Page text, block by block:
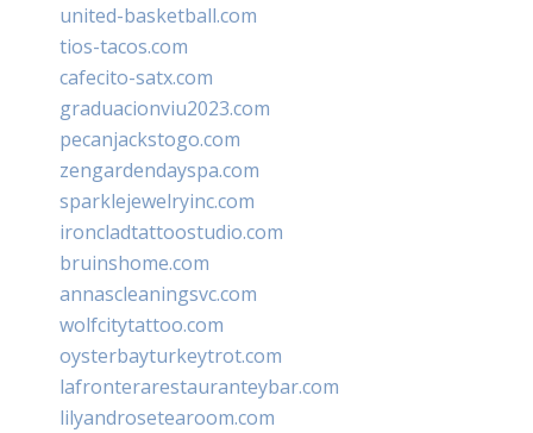
united-basketball.com
tios-tacos.com
cafecito-satx.com
graduacionviu2023.com
pecanjackstogo.com
zengardendayspa.com
sparklejewelryinc.com
ironcladtattoostudio.com
bruinshome.com
annascleaningsvc.com
wolfcitytattoo.com
oysterbayturkeytrot.com
lafronterarestauranteybar.com
lilyandrosetearoom.com